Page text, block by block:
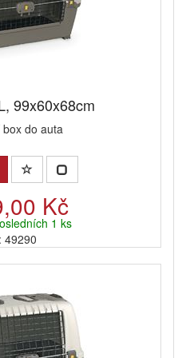
99x60x68cm
do auta
Kč
1 ks
49290